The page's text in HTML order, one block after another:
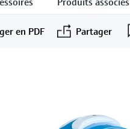
en PDF Partager